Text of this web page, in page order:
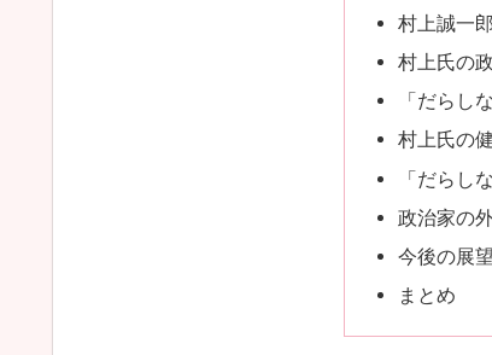
村上誠一
村上氏の
「だらし
村上氏の
「だらし
政治家の
今後の展
まとめ